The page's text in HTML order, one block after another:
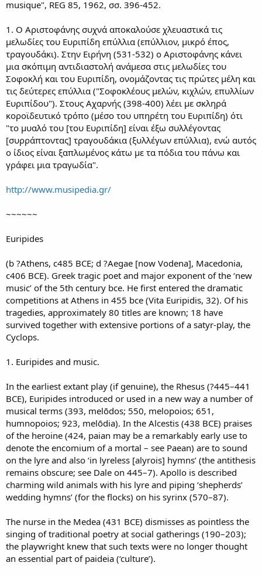
musique", REG 85, 1962, σσ. 396-452.
1. Ο Αριστοφάνης συχνά αποκαλούσε χλευαστικά τις
μελωδίες του Ευριπίδη επύλλια (επύλλιον, μικρό έπος,
τραγουδάκι). Στην Ειρήνη (531-532) ο Αριστοφάνης κάνει
μια σκόπιμη αντιδιαστολή ανάμεσα στις μελωδίες του
Σοφοκλή και του Ευριπίδη, ονομάζοντας τις πρώτες μέλη και
τις δεύτερες επύλλια ("Σοφοκλέους μελών, κιχλών, επυλλίων
Ευριπίδου"). Στους Αχαρνής (398-400) λέει με σκληρά
κοροϊδευτικό τρόπο (μέσο του υπηρέτη του Ευριπίδη) ότι
"το μυαλό του [του Ευριπίδη] είναι έξω συλλέγοντας
[συρράπτοντας] τραγουδάκια (ξυλλέγων επύλλια), ενώ αυτός
ο ίδιος είναι ξαπλωμένος κάτω με τα πόδια του πάνω και
γράφει μια τραγωδία".
http://www.musipedia.gr/
~~~~~~
Euripides
(b ?Athens, c485 BCE; d ?Aegae [now Vodena], Macedonia,
c406 BCE). Greek tragic poet and major exponent of the ‘new
music’ of the 5th century bce. He first entered the dramatic
competitions at Athens in 455 bce (Vita Euripidis, 32). Of his
tragedies, approximately 80 titles are known; 18 have
survived together with extensive portions of a satyr-play, the
Cyclops.
1. Euripides and music.
In the earliest extant play (if genuine), the Rhesus (?445–441
BCE), Euripides introduced or used in a new way a number of
musical terms (393, melōdos; 550, melopoios; 651,
humnopoios; 923, melōdia). In the Alcestis (438 BCE) praises
of the heroine (424, paian may be a remarkably early use to
denote the encomium of a mortal – see Paean) are to sound
on the lyre and also ‘in lyreless [alyrois] hymns’ (the antithesis
remains obscure; see Dale on 445–7). Apollo is described
charming wild animals with his lyre and piping ‘shepherds’
wedding hymns’ (for the flocks) on his syrinx (570–87).
The nurse in the Medea (431 BCE) dismisses as pointless the
singing of traditional poetry at social gatherings (190–203);
the playwright knew that such texts were no longer thought
an essential part of paideia (‘culture’).